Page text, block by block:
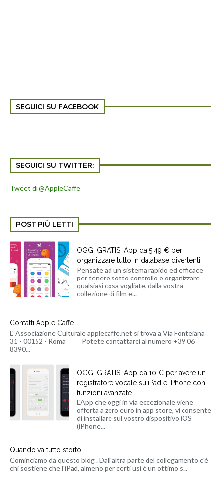
SEGUICI SU FACEBOOK
SEGUICI SU TWITTER:
Tweet di @AppleCaffe
POST PIÙ LETTI
OGGI GRATIS: App da 5,49 € per
organizzare tutto in database divertenti!
Pensate ad un sistema rapido ed efficace
per tenere sotto controllo e organizzare
qualsiasi cosa vogliate, dalla vostra
collezione di film e...
Contatti Apple Caffe'
L' Associazione Culturale applecaffe.net si trova a Via Fonteiana
31 - 00152 - Roma Potete contattarci al numero +39 06
8390...
OGGI GRATIS: App da 10 € per avere un
registratore vocale su iPad e iPhone con
funzioni avanzate
L'App che oggi in via eccezionale viene
offerta a zero euro in app store, vi consente
di installare sul vostro dispositivo iOS
(iPhone...
Quando va tutto storto.
Cominciamo da questo blog . Dall'altra parte del collegamento c'è
chi sostiene che l'iPad, almeno per certi usi è un ottimo s...